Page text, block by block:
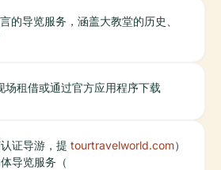
的导览服务，涵盖大教堂的历史、
场租借或通过官方应用程序下载
证导游，提
导览服务（
tourtravelworld.com）